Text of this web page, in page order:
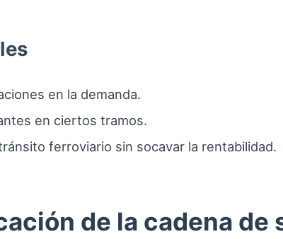
en la demanda.
en ciertos tramos.
ferroviario sin socavar la rentabilidad.
de la cadena de